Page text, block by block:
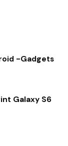
-gadgets
Galaxy S6